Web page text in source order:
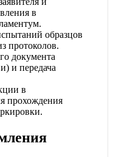
в
образцов
протоколов.
документа
и передача
в
прохождения